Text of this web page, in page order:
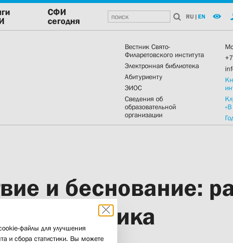
СФИ
сегодня
RU | EN
Вестник Свято-
Филаретовского института
Электронная библиотека
Абитуриенту
ЭИОС
Сведения об
образовательной
организации
и беснование:
священника
файлы для улучшения
и сбора статистики. Вы можете